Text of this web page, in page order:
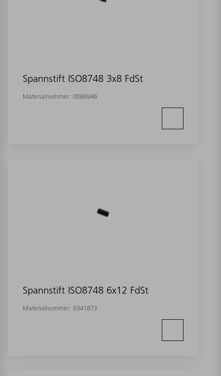
Spannstift ISO8748 3x8 FdSt
Materialnummer: 0086946
Spannstift ISO8748 6x12 FdSt
Materialnummer: 0341873